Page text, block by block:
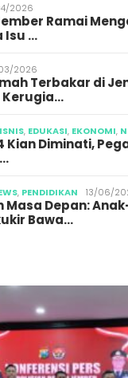
2026
Ramai
Isu …
2026
Terbakar di
Kerugia…
, EDUKASI, EKONOMI,
Kian Diminati,
, PENDIDIKAN 13/06/
Masa Depan:
Bawa…